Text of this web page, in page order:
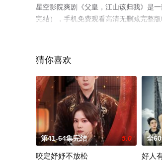
星空影院爽剧《父皇，江山该归我》是
完结），手机免费观看高清无删减完整
猜你喜欢
第41-64集完结 5.0
咬定妤妤不放松
全
好人